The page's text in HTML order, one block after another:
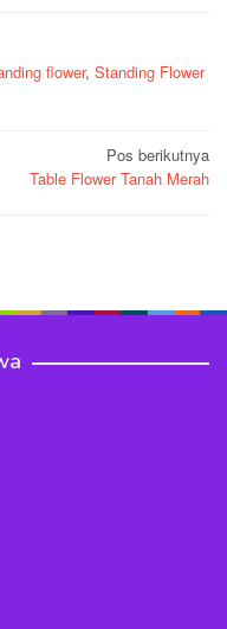
flower, Standing Flower
Pos berikutnya
Table Flower Tanah Merah